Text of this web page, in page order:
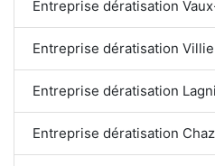
Entreprise dératisation
Entreprise dératisation
Entreprise dératisation
Entreprise dératisation